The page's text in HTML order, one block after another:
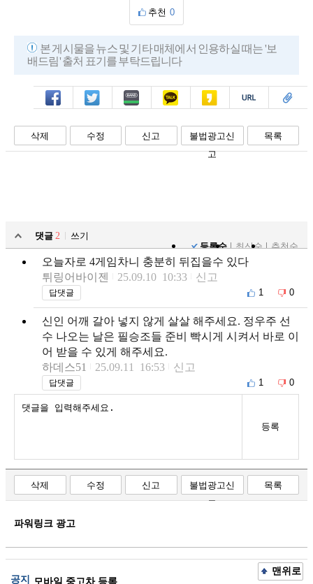
추천 0
본 게시물을 뉴스 및 기타 매체에서 인용하실 때는 '보
배드림' 출처 표기를 부탁드립니다
페북 트윗 밴드 카톡 카스 복사 스크랩
삭제 수정 신고
불법광고신
고
목록
댓글 2
쓰기
등록순
최신순 추천순
오늘자로 4게임차니 충분히 뒤집을수 있다
튀링어바이젠
25.09.10 10:33 신고
답댓글 1 0
신인 어깨 갈아 넣지 않게 살살 해주세요. 정우주 선
수 나오는 날은 필승조들 준비 빡시게 시켜서 바로 이
어 받을 수 있게 해주세요.
하데스51
25.09.11 16:53 신고
답댓글 1 0
등록
삭제 수정 신고
불법광고신
고
목록
파워링크 광고
공지 모바일 중고차 등록
맨위로